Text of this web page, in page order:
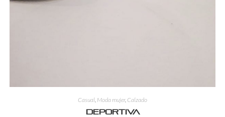
Casual, Moda mujer, Calzado
Deportiva